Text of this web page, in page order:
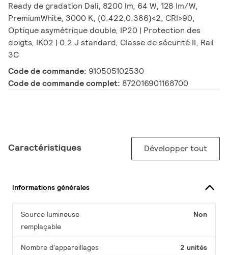
Ready de gradation Dali, 8200 lm, 64 W, 128 lm/W,
PremiumWhite, 3000 K, (0.422,0.386)<2, CRI>90,
Optique asymétrique double, IP20 | Protection des
doigts, IK02 | 0,2 J standard, Classe de sécurité II, Rail
3C
Code de commande: 910505102530
Code de commande complet: 872016901168700
Caractéristiques Développer tout
Informations générales
Source lumineuse
remplaçable
Non
Nombre d'appareillages 2 unités